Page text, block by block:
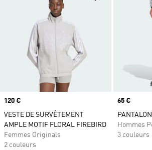
Prix
120 €
VESTE DE SURVÊTEMENT
AMPLE MOTIF FLORAL FIREBIRD
Femmes Originals
2 couleurs
Prix
65 €
Hommes
3 couleurs